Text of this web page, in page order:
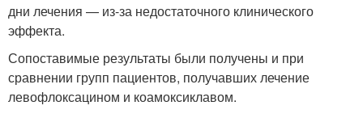
дни лечения — из-за недостаточного клинического
эффекта.
Сопоставимые результаты были получены и при
сравнении групп пациентов, получавших лечение
левофлоксацином и коамоксиклавом.